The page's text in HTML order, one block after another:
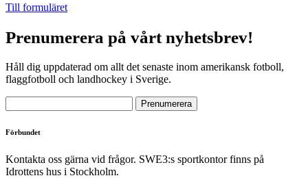
Till formuläret
Prenumerera på vårt nyhetsbrev!
Håll dig uppdaterad om allt det senaste inom amerikansk fotboll,
flaggfotboll och landhockey i Sverige.
Förbundet
Kontakta oss gärna vid frågor. SWE3:s sportkontor finns på
Idrottens hus i Stockholm.